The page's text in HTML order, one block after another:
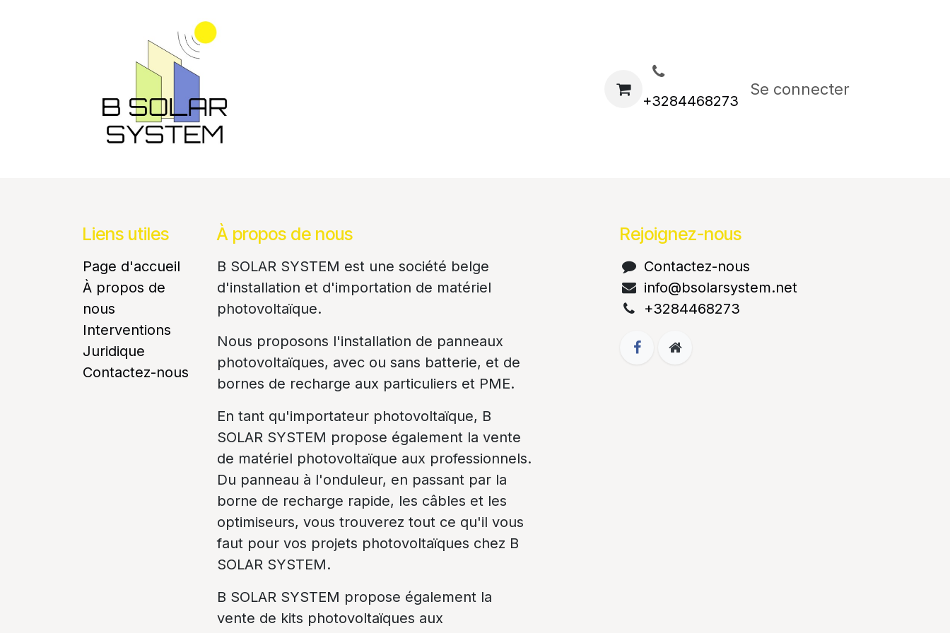
Nos réalisations Demande de prix
+3284468273
Se connecter
Liens utiles
Page d'accueil
À propos de
nous
Interventions
Juridique
Contactez-nous
À propos de nous
B SOLAR SYSTEM est une société belge
d'installation et d'importation de matériel
photovoltaïque.
Nous proposons l'installation de panneaux
photovoltaïques, avec ou sans batterie, et de
bornes de recharge aux particuliers et PME.
En tant qu'importateur photovoltaïque, B
SOLAR SYSTEM propose également la vente
de matériel photovoltaïque aux professionnels.
Du panneau à l'onduleur, en passant par la
borne de recharge rapide, les câbles et les
optimiseurs, vous trouverez tout ce qu'il vous
faut pour vos projets photovoltaïques chez B
SOLAR SYSTEM.
B SOLAR SYSTEM propose également la
vente de kits photovoltaïques aux
Rejoignez-nous
Contactez-nous
info@bsolarsystem.net
+3284468273